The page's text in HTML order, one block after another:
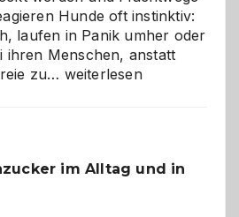
Hunde oft instinktiv:
laufen in Panik umher oder
ihren Menschen, anstatt
zu… Wenn
Gefahr
weiterlesen
im Alltag und in